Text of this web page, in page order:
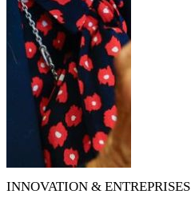
INNOVATION & ENTREPRISES